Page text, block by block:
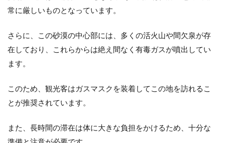
常に厳しいものとなっています。
さらに、この砂漠の中心部には、多くの活火山や間欠泉が存
在しており、これらからは絶え間なく有毒ガスが噴出してい
ます。
このため、観光客はガスマスクを装着してこの地を訪れるこ
とが推奨されています。
また、長時間の滞在は体に大きな負担をかけるため、十分な